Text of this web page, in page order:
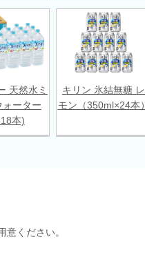
天然水ミ
ォーター
本)
キリン 氷結無糖 レ
モン（350ml×24本）
ください。